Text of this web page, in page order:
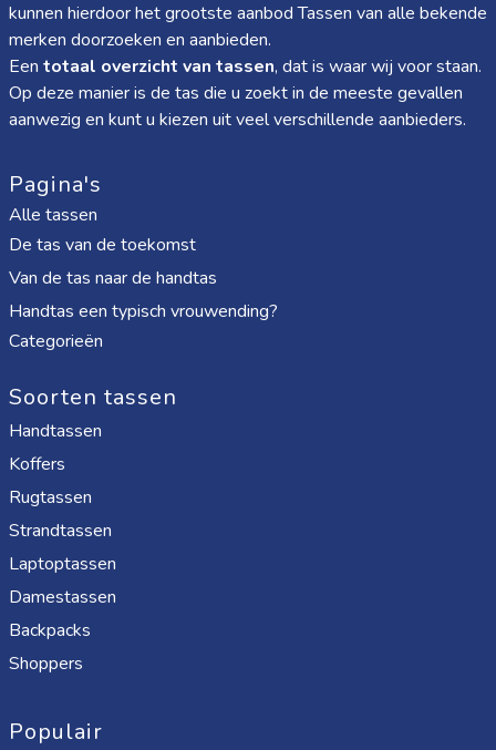
kunnen hierdoor het grootste aanbod Tassen van alle bekende
merken doorzoeken en aanbieden.
Een totaal overzicht van tassen, dat is waar wij voor staan.
Op deze manier is de tas die u zoekt in de meeste gevallen
aanwezig en kunt u kiezen uit veel verschillende aanbieders.
Pagina's
Alle tassen
De tas van de toekomst
Van de tas naar de handtas
Handtas een typisch vrouwending?
Categorieën
Soorten tassen
Handtassen
Koffers
Rugtassen
Strandtassen
Laptoptassen
Damestassen
Backpacks
Shoppers
Populair